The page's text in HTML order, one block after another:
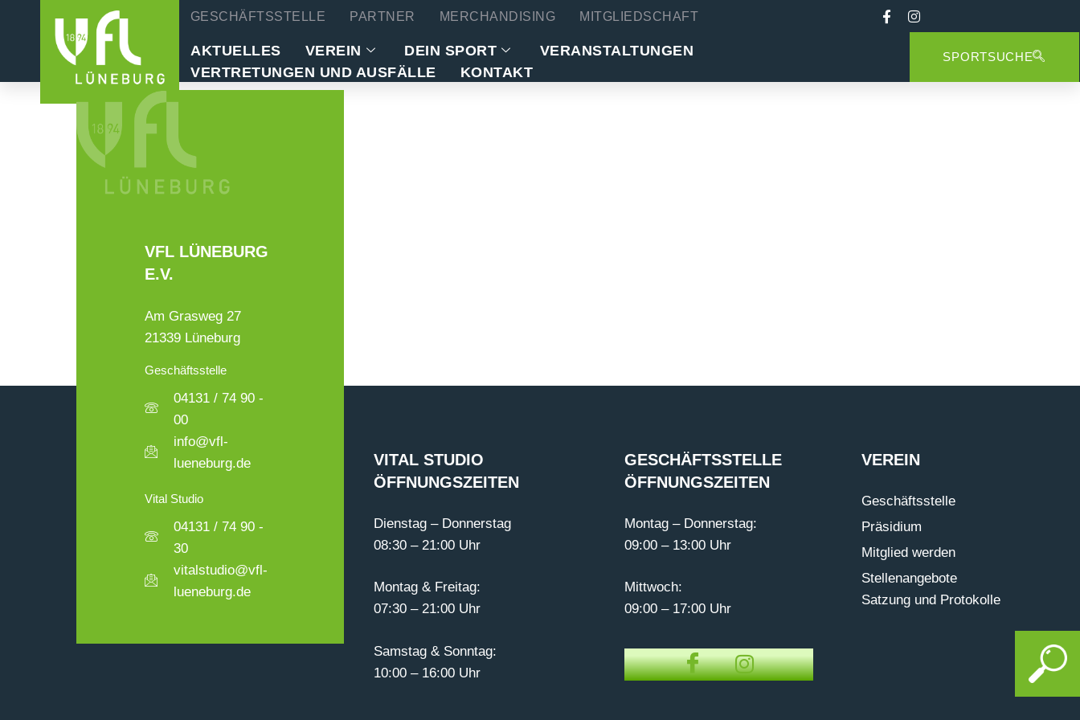
GESCHÄFTSSTELLE PARTNER MERCHANDISING MITGLIEDSCHAFT
AKTUELLES VEREIN DEIN SPORT
VERANSTALTUNGEN
VERTRETUNGEN UND AUSFÄLLE
KONTAKT
SPORTSUCHE
VFL LÜNEBURG
E.V.
Am Grasweg 27
21339 Lüneburg
Geschäftsstelle
04131 / 74 90 -
00
info@vfl-
lueneburg.de
Vital Studio
04131 / 74 90 -
30
vitalstudio@vfl-
lueneburg.de
VITAL STUDIO
ÖFFNUNGSZEITEN
Dienstag – Donnerstag
08:30 – 21:00 Uhr
Montag & Freitag:
07:30 – 21:00 Uhr
Samstag & Sonntag:
10:00 – 16:00 Uhr
GESCHÄFTSSTELLE
ÖFFNUNGSZEITEN
Montag – Donnerstag:
09:00 – 13:00 Uhr
Mittwoch:
09:00 – 17:00 Uhr
VEREIN
Geschäftsstelle
Präsidium
Mitglied werden
Stellenangebote
Satzung und Protokolle